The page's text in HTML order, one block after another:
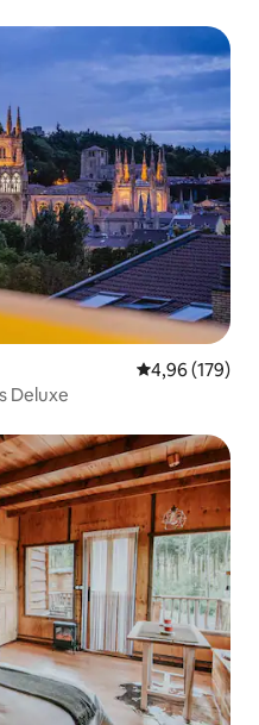
Priemerné
4,96 (179)
Deluxe